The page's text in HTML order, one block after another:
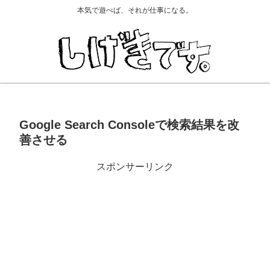
本気で遊べば、それが仕事になる。
Google Search Consoleで検索結果を改
善させる
スポンサーリンク